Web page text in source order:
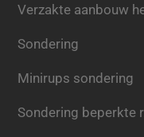
Verzakte aanbouw
Sondering
Minirups sondering
Sondering beperkte